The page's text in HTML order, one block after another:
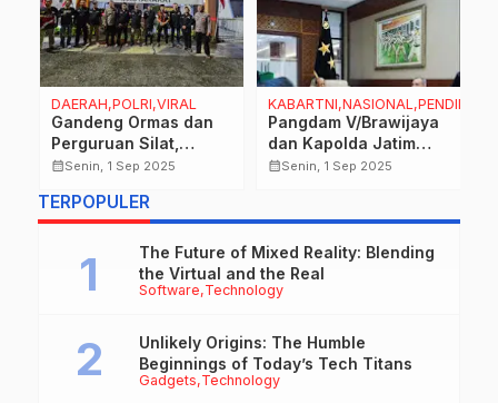
DAERAH,POLRI,VIRAL
Gandeng Ormas dan
Perguruan Silat,
Kapolsek Cerme
Kondusivitas Wilayah
calendar_monthSenin, 1 Sep 2025
Pangdam V/Brawijaya
dan Kapolda Jatim
Gandeng Mahasiswa
Gejolak
calendar_monthSenin, 1 Sep 2025
TERPOPULER
Software Technology
The Future of Mixed Reality: Blending
the Virtual and the Real
Gadgets Technology
Unlikely Origins: The Humble
Beginnings of Today’s Tech Titans